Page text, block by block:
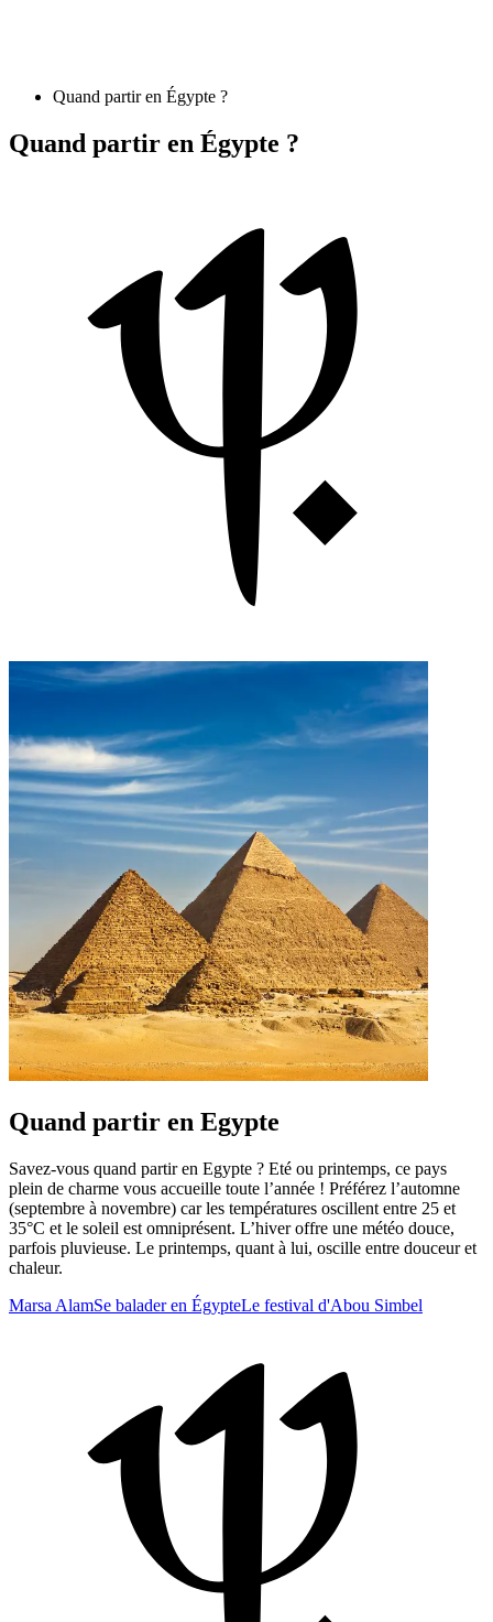
Quand partir en Égypte ?
Quand partir en Égypte ?
Quand partir en Egypte
Savez-vous quand partir en Egypte ? Eté ou printemps, ce pays
plein de charme vous accueille toute l’année ! Préférez l’automne
(septembre à novembre) car les températures oscillent entre 25 et
35°C et le soleil est omniprésent. L’hiver offre une météo douce,
parfois pluvieuse. Le printemps, quant à lui, oscille entre douceur et
chaleur.
Marsa AlamSe balader en ÉgypteLe festival d'Abou Simbel